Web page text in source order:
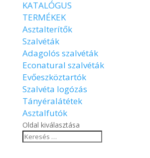
KATALÓGUS
TERMÉKEK
Asztalterítők
Szalvéták
Adagolós szalvéták
Econatural szalvéták
Evőeszköztartók
Szalvéta logózás
Tányéralátétek
Asztalfutók
Oldal kiválasztása